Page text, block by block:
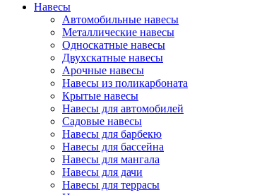
Навесы
Автомобильные навесы
Металлические навесы
Односкатные навесы
Двухскатные навесы
Арочные навесы
Навесы из поликарбоната
Крытые навесы
Навесы для автомобилей
Садовые навесы
Навесы для барбекю
Навесы для бассейна
Навесы для мангала
Навесы для дачи
Навесы для террасы